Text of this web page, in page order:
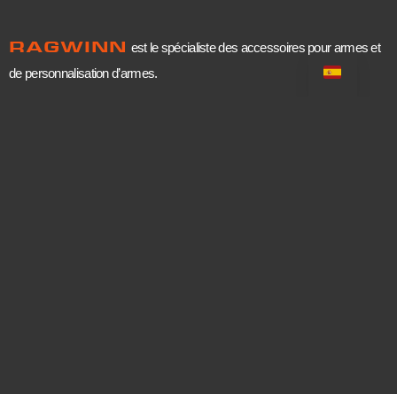
RAGWINN est le spécialiste des accessoires pour armes et
de personnalisation d’armes.